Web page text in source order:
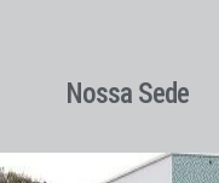
Nossa Sede